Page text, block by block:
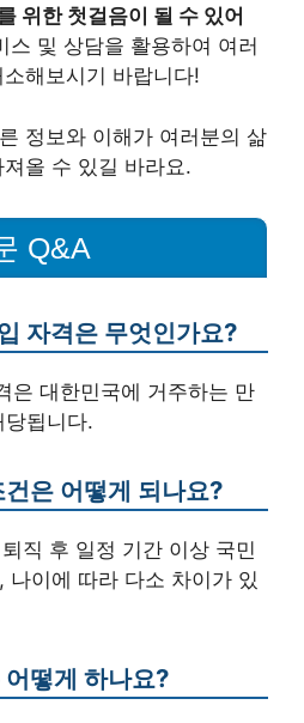
위한 첫걸음이 될 수 있어
스 및 상담을 활용하여 여러
해보시기 바랍니다!
정보와 이해가 여러분의 삶
올 수 있길 바라요.
Q&A
자격은 무엇인가요?
은 대한민국에 거주하는 만
당됩니다.
은 어떻게 되나요?
직 후 일정 기간 이상 국민
나이에 따라 다소 차이가 있
떻게 하나요?